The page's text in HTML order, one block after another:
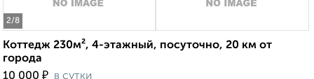
2/8
Коттедж 230м², 4-этажный, посуточно, 20 км от
города
10 000 ₽ в сутки